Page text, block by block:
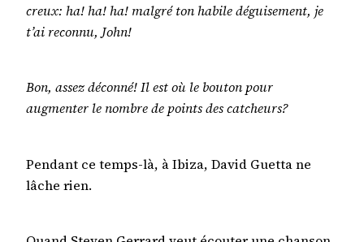
creux: ha! ha! ha! malgré ton habile déguisement, je
t’ai reconnu, John!
Bon, assez déconné! Il est où le bouton pour
augmenter le nombre de points des catcheurs?
Pendant ce temps-là, à Ibiza, David Guetta ne
lâche rien.